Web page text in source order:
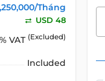
Tháng
USD 48
VAT (Excluded)
Included